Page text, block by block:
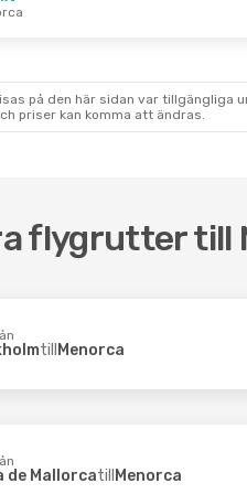
på den här sidan var tillgängliga
priser kan komma att ändras.
flygrutter till
till Menorca
de Mallorcatill Menorca